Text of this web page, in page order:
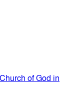
of God in